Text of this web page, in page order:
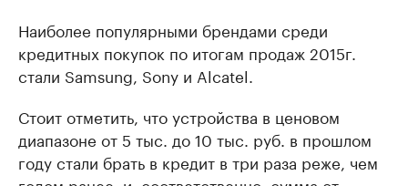
Наиболее популярными брендами среди
кредитных покупок по итогам продаж 2015г.
стали Samsung, Sony и Alсatel.
Стоит отметить, что устройства в ценовом
диапазоне от 5 тыс. до 10 тыс. руб. в прошлом
году стали брать в кредит в три раза реже, чем